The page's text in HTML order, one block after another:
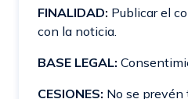
FINALIDAD: Publicar el
con la noticia.
BASE LEGAL:
CESIONES: No se prevén